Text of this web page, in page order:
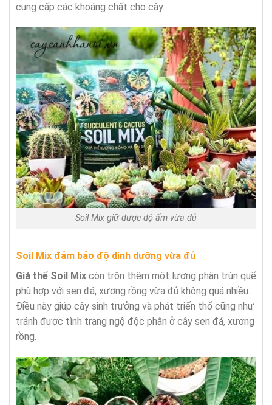
cung cấp các khoáng chất cho cây.
Soil Mix giữ được độ ẩm vừa đủ
Soil Mix đảm bảo độ dinh dưỡng vừa đủ
Giá thể Soil Mix còn trộn thêm một lượng phân trùn quế
phù hợp với sen đá, xương rồng vừa đủ không quá nhiều.
Điều này giúp cây sinh trưởng và phát triến thố cũng như
tránh được tình trạng ngộ độc phân ở cây sen đá, xương
rồng.